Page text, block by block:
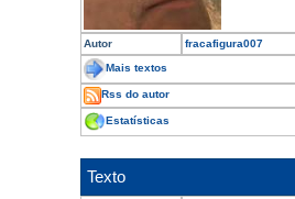
Autor fracafigura007
Mais textos
Rss do autor
Estatísticas
Texto